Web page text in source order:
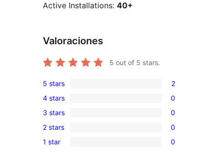
Active Installations: 40+
Valoraciones
5 out of 5 stars.
2
5-
star
reviews
5 stars 2
0
4-
star
reviews
4 stars 0
0
3-
star
3 stars 0
0
2-
2 stars 0
0
1 star 0